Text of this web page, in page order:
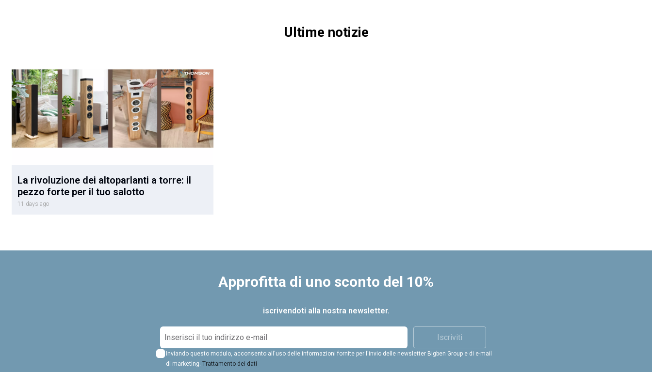
Ultime notizie
La rivoluzione dei altoparlanti a torre: il
pezzo forte per il tuo salotto
11 days ago
Approfitta di uno sconto del 10%
iscrivendoti alla nostra newsletter.
s
c
Inviando questo modulo, acconsento all'uso delle informazioni fornite per l'invio delle newsletter Bigben Group e di e-mail
di marketing. Trattamento dei dati
Iscriviti